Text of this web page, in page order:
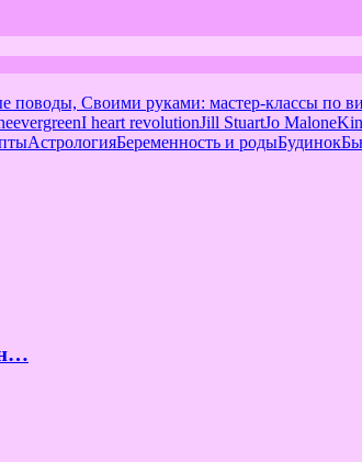
Своими руками: мастер-классы по
evergreenI heart revolutionJill StuartJo Malone
АстрологияБеременность и родыБудинок